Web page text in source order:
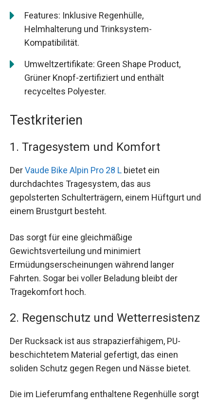
Features: Inklusive Regenhülle,
Helmhalterung und Trinksystem-
Kompatibilität.
Umweltzertifikate: Green Shape Product,
Grüner Knopf-zertifiziert und enthält
recyceltes Polyester.
Testkriterien
1. Tragesystem und Komfort
DerVaude Bike Alpin Pro 28 L bietet ein
durchdachtes Tragesystem, das aus
gepolsterten Schulterträgern, einem Hüftgurt und
einem Brustgurt besteht.
Das sorgt für eine gleichmäßige
Gewichtsverteilung und minimiert
Ermüdungserscheinungen während langer
Fahrten. Sogar bei voller Beladung bleibt der
Tragekomfort hoch.
2. Regenschutz und Wetterresistenz
Der Rucksack ist aus strapazierfähigem, PU-
beschichtetem Material gefertigt, das einen
soliden Schutz gegen Regen und Nässe bietet.
Die im Lieferumfang enthaltene Regenhülle sorgt